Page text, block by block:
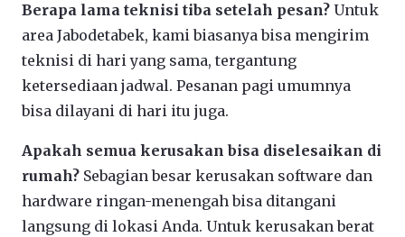
Berapa lama teknisi tiba setelah pesan? Untuk
area Jabodetabek, kami biasanya bisa mengirim
teknisi di hari yang sama, tergantung
ketersediaan jadwal. Pesanan pagi umumnya
bisa dilayani di hari itu juga.
Apakah semua kerusakan bisa diselesaikan di
rumah? Sebagian besar kerusakan software dan
hardware ringan-menengah bisa ditangani
langsung di lokasi Anda. Untuk kerusakan berat